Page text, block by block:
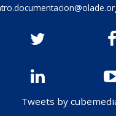
Tweets by